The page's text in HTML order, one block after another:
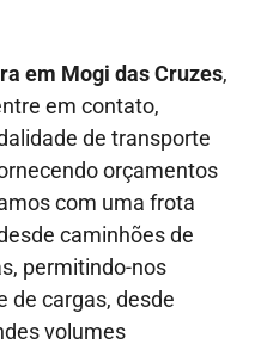
em Mogi das Cruzes,
em contato,
de transporte
orçamentos
com uma frota
caminhões de
permitindo-nos
de cargas, desde
volumes